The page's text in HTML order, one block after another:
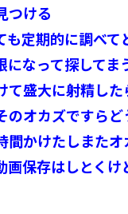
つける
も定期的に調べて
になって探してま
て盛大に射精し
のオカズですら
間かけたしまた
画保存はしとくけ